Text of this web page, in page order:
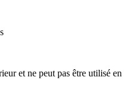
et ne peut pas être utilisé en